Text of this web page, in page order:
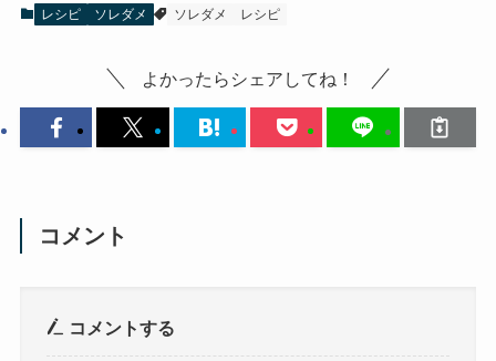
レシピ ソレダメ ソレダメ レシピ
よかったらシェアしてね！
コメント
コメントする